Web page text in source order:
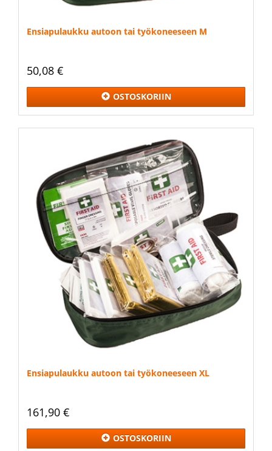
Ensiapulaukku autoon tai työkoneeseen M
50,08 €
OSTOSKORIIN
Ensiapulaukku autoon tai työkoneeseen XL
161,90 €
OSTOSKORIIN